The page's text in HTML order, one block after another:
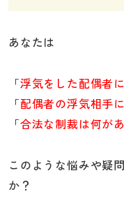
あなたは
「浮気をした配偶者
「配偶者の浮気相手
「合法な制裁は何が
このような悩みや疑
か？